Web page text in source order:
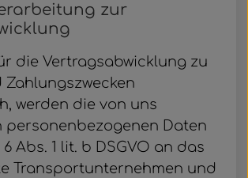
zur
die Vertragsabwicklung zu
Zahlungszwecken
werden die von uns
personenbezogenen Daten
Abs. 1 lit. b DSGVO an das
Transportunternehmen und